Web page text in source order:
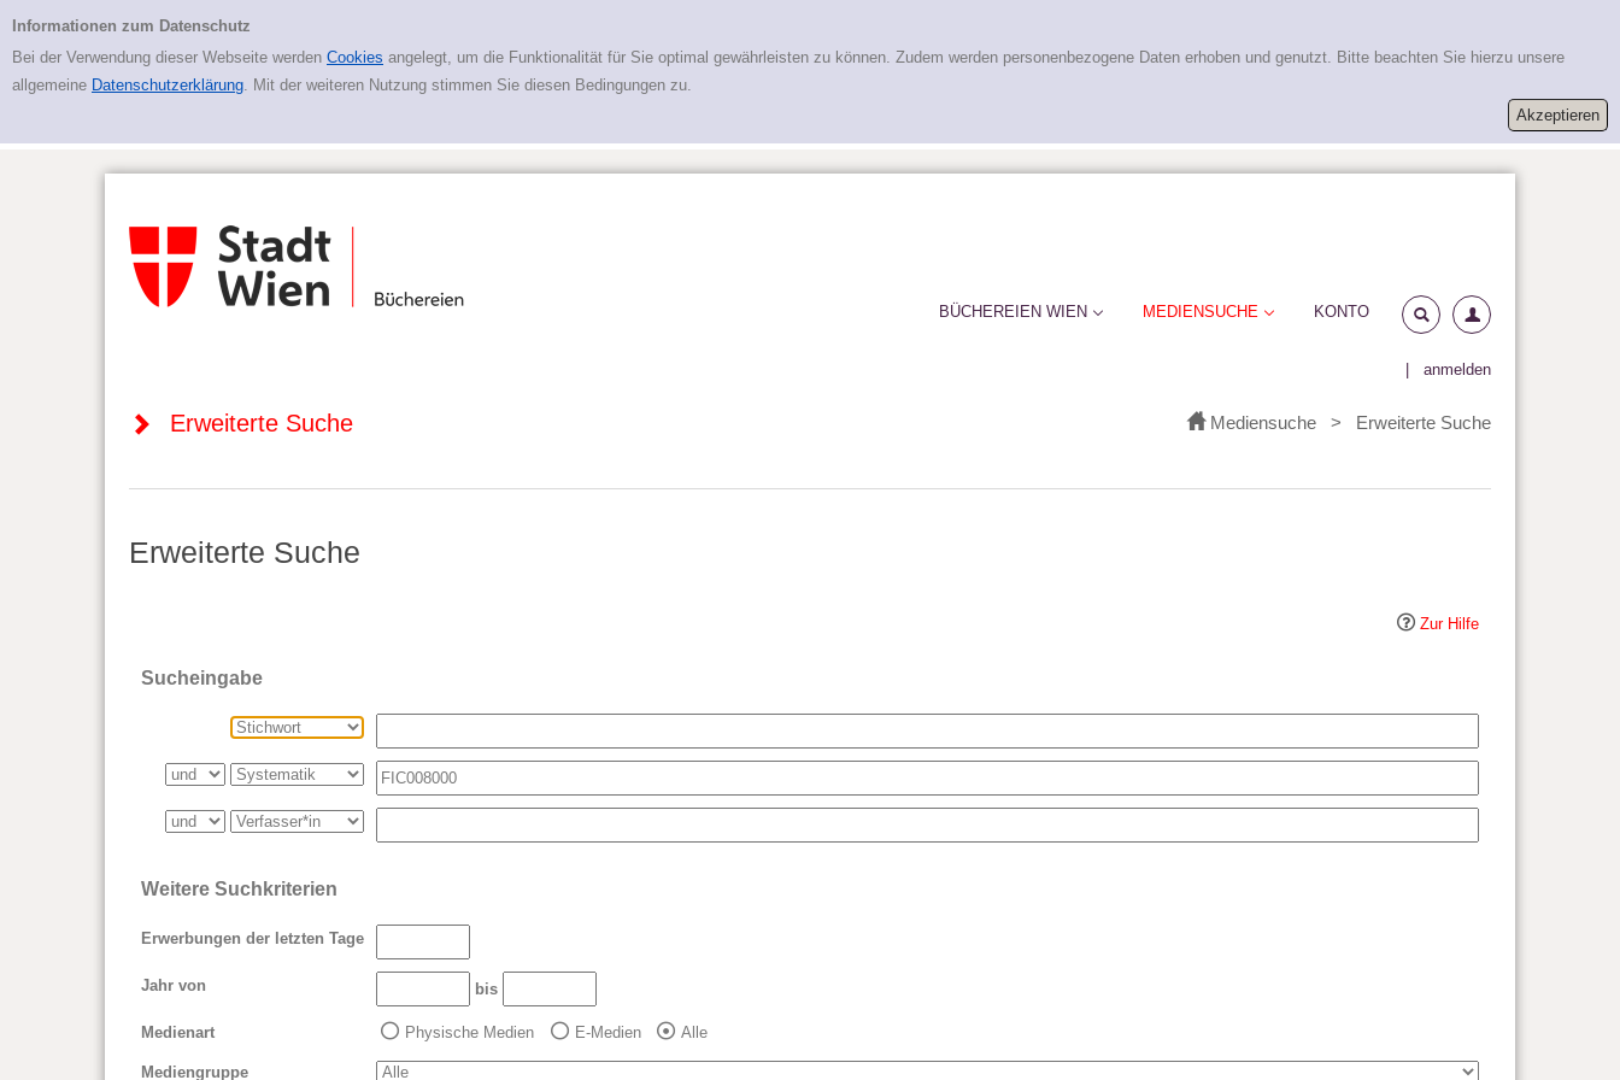
Erweiterte Suche
Informationen zum Datenschutz
Bei der Verwendung dieser Webseite werden Cookies angelegt, um die Funktionalität für Sie optimal gewährleisten zu können. Zudem werden personenbezogene Daten erhoben und genutzt. Bitte beachten Sie hierzu unsere
allgemeine Datenschutzerklärung. Mit der weiteren Nutzung stimmen Sie diesen Bedingungen zu.
anmelden
BÜCHEREIEN WIEN MEDIENSUCHE KONTO
Erweiterte Suche Mediensuche > Erweiterte Suche
Erweiterte Suche
Zur Hilfe
Sucheingabe
Weitere Suchkriterien
Erwerbungen der letzten Tage
Jahr von bis
Medienart Physische Medien E-Medien Alle
Mediengruppe